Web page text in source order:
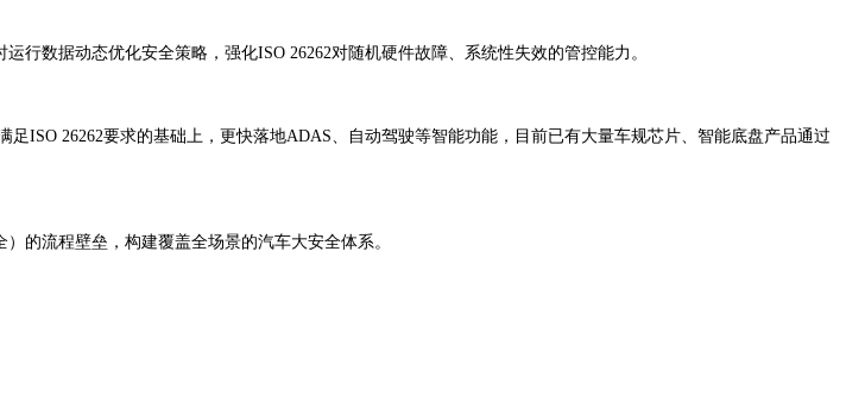
数据动态优化安全策略，强化ISO 26262对随机硬件故障、系统性失效的管控能力。
ISO 26262要求的基础上，更快落地ADAS、自动驾驶等智能功能，目前已有大量车规芯片、智能底盘产品通过
的流程壁垒，构建覆盖全场景的汽车大安全体系。